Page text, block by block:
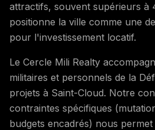
attractifs, souvent supérieurs à
positionne la ville comme une
pour l'investissement locatif.
Le Cercle Mili Realty
militaires et personnels de la
projets à Saint-Cloud. Notre
contraintes spécifiques
budgets encadrés) nous